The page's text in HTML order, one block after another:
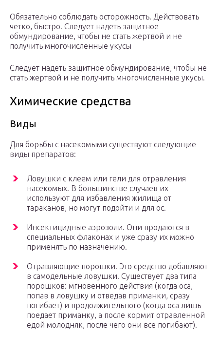
Обязательно соблюдать осторожность. Действовать
четко, быстро. Следует надеть защитное
обмундирование, чтобы не стать жертвой и не
получить многочисленные укусы
Следует надеть защитное обмундирование, чтобы не
стать жертвой и не получить многочисленные укусы.
Химические средства
Виды
Для борьбы с насекомыми существуют следующие
виды препаратов:
Ловушки с клеем или гели для отравления
насекомых. В большинстве случаев их
используют для избавления жилища от
тараканов, но могут подойти и для ос.
Инсектицидные аэрозоли. Они продаются в
специальных флаконах и уже сразу их можно
применять по назначению.
Отравляющие порошки. Это средство добавляют
в самодельные ловушки. Существует два типа
порошков: мгновенного действия (когда оса,
попав в ловушку и отведав приманки, сразу
погибает) и продолжительного (когда оса лишь
поедает приманку, а после кормит отравленной
едой молодняк, после чего они все погибают).